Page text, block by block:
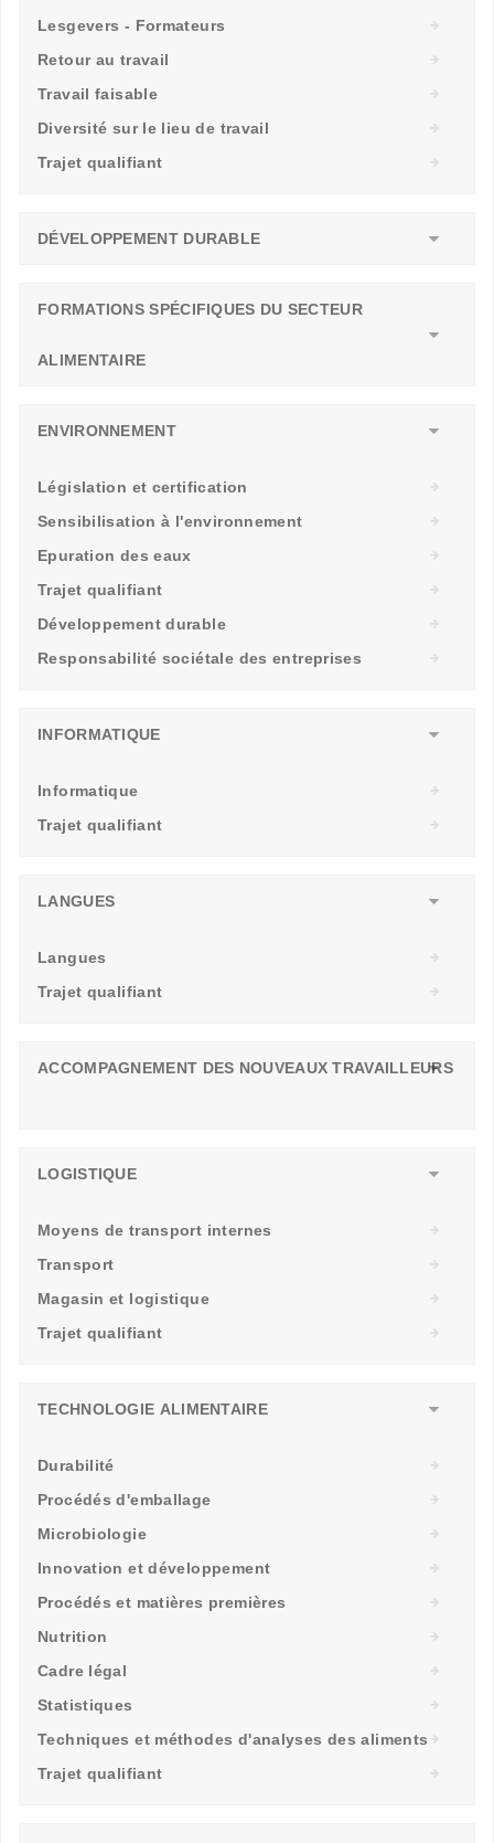
Lesgevers - Formateurs
Retour au travail
Travail faisable
Diversité sur le lieu de travail
Trajet qualifiant
DÉVELOPPEMENT DURABLE
FORMATIONS SPÉCIFIQUES DU SECTEUR
ALIMENTAIRE
ENVIRONNEMENT
Législation et certification
Sensibilisation à l'environnement
Epuration des eaux
Trajet qualifiant
Développement durable
Responsabilité sociétale des entreprises
INFORMATIQUE
Informatique
Trajet qualifiant
LANGUES
Langues
Trajet qualifiant
ACCOMPAGNEMENT DES NOUVEAUX TRAVAILLEURS
LOGISTIQUE
Moyens de transport internes
Transport
Magasin et logistique
Trajet qualifiant
TECHNOLOGIE ALIMENTAIRE
Durabilité
Procédés d'emballage
Microbiologie
Innovation et développement
Procédés et matières premières
Nutrition
Cadre légal
Statistiques
Techniques et méthodes d'analyses des aliments
Trajet qualifiant